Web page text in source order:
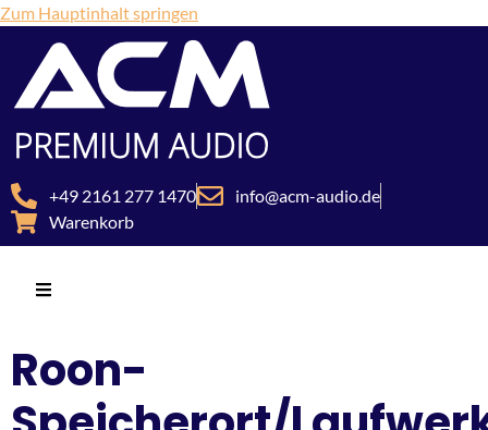
Zum Hauptinhalt springen
+49 2161 277 1470
info@acm-audio.de
Warenkorb
Roon-